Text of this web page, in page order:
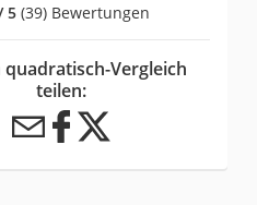
5 (39) Bewertungen
quadratisch-Vergleich
teilen: